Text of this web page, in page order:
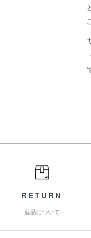
RETURN
返品について